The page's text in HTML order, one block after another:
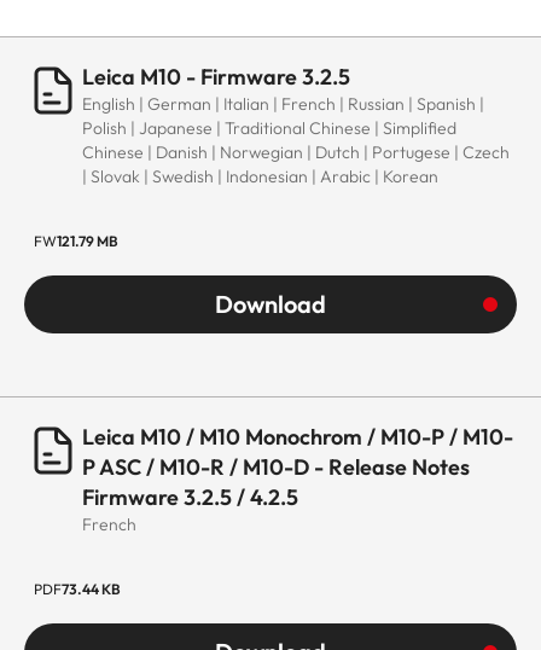
Leica M10 - Firmware 3.2.5
English | German | Italian | French | Russian | Spanish |
Polish | Japanese | Traditional Chinese | Simplified
Chinese | Danish | Norwegian | Dutch | Portugese | Czech
| Slovak | Swedish | Indonesian | Arabic | Korean
FW121.79 MB
Download
Leica M10 / M10 Monochrom / M10-P / M10-
P ASC / M10-R / M10-D - Release Notes
Firmware 3.2.5 / 4.2.5
French
PDF73.44 KB